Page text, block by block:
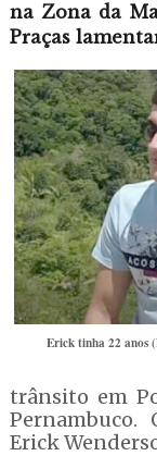
na Zona da
Praças
Erick tinha 22 anos
trânsito em
Erick